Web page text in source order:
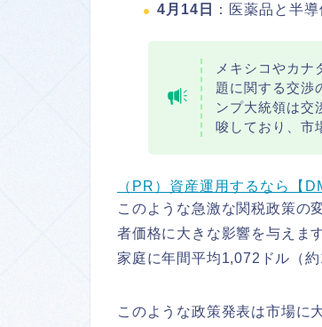
4月14日
：医薬品と半
メキシコやカナ
題に関する交渉
ンプ大統領は交
唆しており、市
（PR）資産運用するなら【
このような急激な関税政策の
者価格に大きな影響を与えま
家庭に年間平均1,072ドル（
このような政策発表は市場に